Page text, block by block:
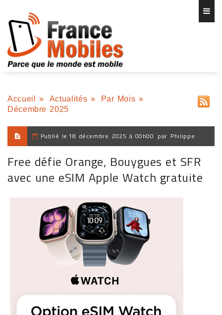
Accueil » Actualités » Par Mois »
Décembre 2025
Publié le 18 décembre 2025 à 00h00 par Philippe
Free défie Orange, Bouygues et SFR
avec une eSIM Apple Watch gratuite